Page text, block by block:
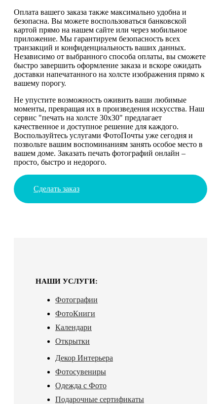
Оплата вашего заказа также максимально удобна и
безопасна. Вы можете воспользоваться банковской
картой прямо на нашем сайте или через мобильное
приложение. Мы гарантируем безопасность всех
транзакций и конфиденциальность ваших данных.
Независимо от выбранного способа оплаты, вы сможете
быстро завершить оформление заказа и вскоре ожидать
доставки напечатанного на холсте изображения прямо к
вашему порогу.
Не упустите возможность оживить ваши любимые
моменты, превращая их в произведения искусства. Наш
сервис "печать на холсте 30х30" предлагает
качественное и доступное решение для каждого.
Воспользуйтесь услугами ФотоПочты уже сегодня и
позвольте вашим воспоминаниям занять особое место в
вашем доме. Заказать печать фотографий онлайн –
просто, быстро и недорого.
Сделать заказ
НАШИ УСЛУГИ:
Фотографии
ФотоКниги
Календари
Открытки
Декор Интерьера
Фотосувениры
Одежда с Фото
Подарочные сертификаты